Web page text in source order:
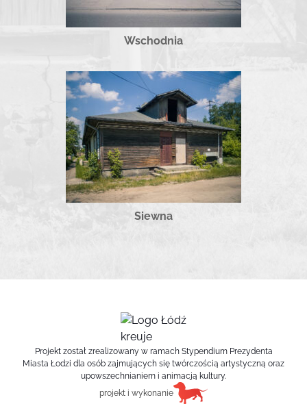
Wschodnia
Siewna
projekt i wykonanie
Projekt został zrealizowany w ramach Stypendium Prezydenta
Miasta Łodzi dla osób zajmujących się twórczością artystyczną oraz
upowszechnianiem i animacją kultury.